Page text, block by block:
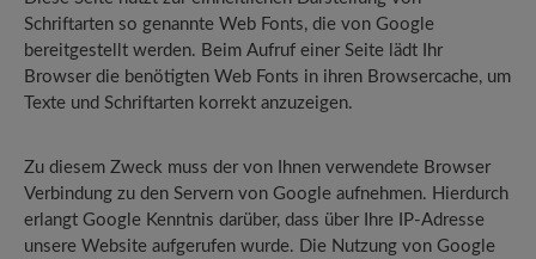
Schriftarten so genannte Web Fonts, die von Google
bereitgestellt werden. Beim Aufruf einer Seite lädt Ihr
Browser die benötigten Web Fonts in ihren Browsercache, um
Texte und Schriftarten korrekt anzuzeigen.
Zu diesem Zweck muss der von Ihnen verwendete Browser
Verbindung zu den Servern von Google aufnehmen. Hierdurch
erlangt Google Kenntnis darüber, dass über Ihre IP-Adresse
unsere Website aufgerufen wurde. Die Nutzung von Google